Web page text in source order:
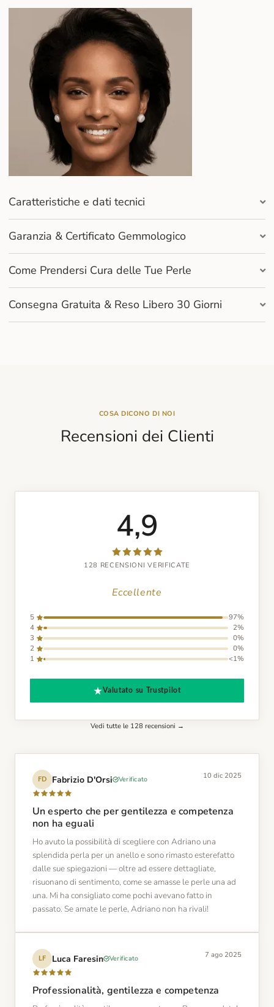
Caratteristiche e dati tecnici
Garanzia & Certificato Gemmologico
Come Prendersi Cura delle Tue Perle
Consegna Gratuita & Reso Libero 30 Giorni
COSA DICONO DI NOI
Recensioni dei Clienti
4,9
128 RECENSIONI VERIFICATE
Eccellente
5
97%
4
2%
3
0%
2
0%
1
<1%
Valutato su Trustpilot
Vedi tutte le 128 recensioni →
FD Fabrizio D'Orsi Verificato 10 dic 2025
Un esperto che per gentilezza e competenza
non ha eguali
Ho avuto la possibilità di scegliere con Adriano una
splendida perla per un anello e sono rimasto esterefatto
dalle sue spiegazioni — oltre ad essere dettagliate,
risuonano di sentimento, come se amasse le perle una ad
una. Mi ha consigliato come pochi avevano fatto in
passato. Se amate le perle, Adriano non ha rivali!
LF Luca Faresin Verificato 7 ago 2025
Professionalità, gentilezza e competenza